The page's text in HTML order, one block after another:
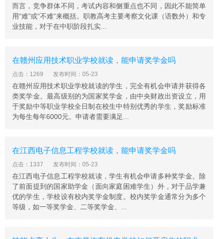
为“技工学校先进单位”。
2009年被省教育厅评为江西省中等职业学校毕业生就业先
进单位。
单位”。
2009年被省教育厅评为全省2009年中职招生工作先进单位
和全省资助工作先进集体单位。
2009年全国水利职业院校技能竞赛一等奖等荣誉称号 。
而言，竞争群体不同，考试内容和侧重点也不同，因此不能简单
用“难”或“不难”来概括。职教高考主要考察文化课（语数外）和专
业技能，对于在中职阶段扎实...
在赣州应用技术职业学校就读，能申请奖学金吗
点击：1269 发布时间：05-23
在赣州应用技术职业学校就读的学生，完全有机会申请并获得各
类奖学金。最高级别的为国家奖学金，由中央财政出资设立，用
于奖励中等职业学校全日制在校生中特别优秀的学生，奖励标准
为每生每年6000元。申请者需要满足...
在江西电子信息工程学校就读，能申请奖学金吗
点击：1337 发布时间：05-23
在江西电子信息工程学校就读，学生有机会申请多种奖学金。除
了前面提到的国家助学金（面向家庭困难学生）外，对于品学兼
优的学生，学校设有校内奖学金制度。校内奖学金通常分为多个
等级，如一等奖学金、二等奖学金、...